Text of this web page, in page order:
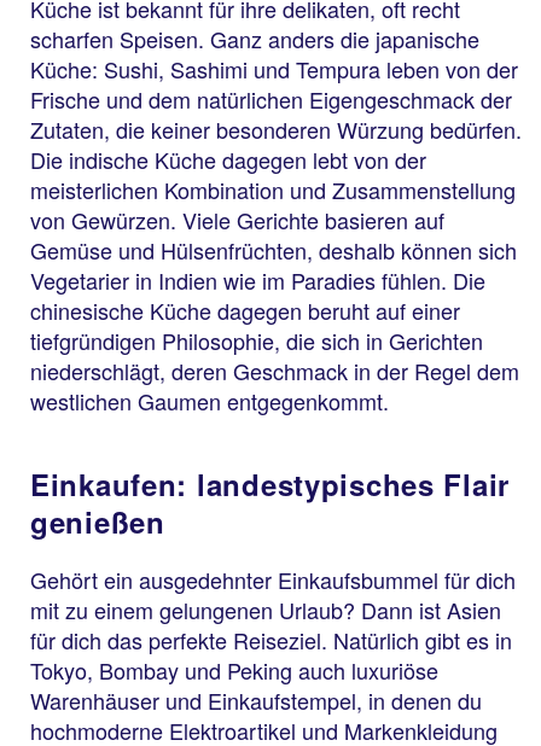
Küche ist bekannt für ihre delikaten, oft recht
scharfen Speisen. Ganz anders die japanische
Küche: Sushi, Sashimi und Tempura leben von der
Frische und dem natürlichen Eigengeschmack der
Zutaten, die keiner besonderen Würzung bedürfen.
Die indische Küche dagegen lebt von der
meisterlichen Kombination und Zusammenstellung
von Gewürzen. Viele Gerichte basieren auf
Gemüse und Hülsenfrüchten, deshalb können sich
Vegetarier in Indien wie im Paradies fühlen. Die
chinesische Küche dagegen beruht auf einer
tiefgründigen Philosophie, die sich in Gerichten
niederschlägt, deren Geschmack in der Regel dem
westlichen Gaumen entgegenkommt.
Einkaufen: landestypisches Flair
genießen
Gehört ein ausgedehnter Einkaufsbummel für dich
mit zu einem gelungenen Urlaub? Dann ist Asien
für dich das perfekte Reiseziel. Natürlich gibt es in
Tokyo, Bombay und Peking auch luxuriöse
Warenhäuser und Einkaufstempel, in denen du
hochmoderne Elektroartikel und Markenkleidung